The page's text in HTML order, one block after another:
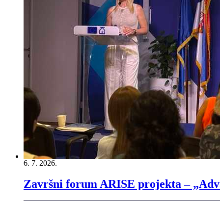
6. 7. 2026.
Završni forum ARISE projekta –